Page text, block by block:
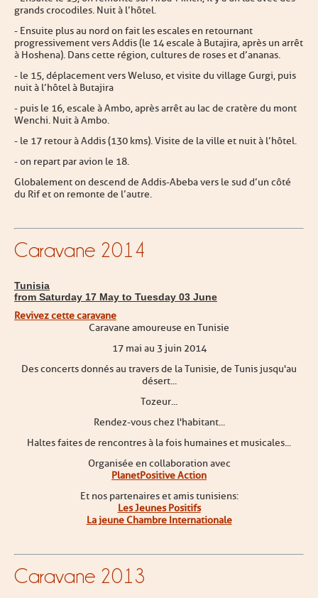
grands crocodiles. Nuit à l’hôtel.
- Ensuite plus au nord on fait les escales en retournant
progressivement vers Addis (le 14 escale à Butajira, après un arrêt
à Hoshena). Dans cette région, cultures de roses et d’ananas.
- le 15, déplacement vers Weluso, et visite du village Gurgi, puis
nuit à l’hôtel à Butajira
- puis le 16, escale à Ambo, après arrêt au lac de cratère du mont
Wenchi. Nuit à Ambo.
- le 17 retour à Addis (130 kms). Visite de la ville et nuit à l’hôtel.
- on repart par avion le 18.
Globalement on descend de Addis-Abeba vers le sud d’un côté
du Rif et on remonte de l’autre.
Caravane 2014
Tunisia
from Saturday 17 May to Tuesday 03 June
Revivez cette caravane
Caravane amoureuse en Tunisie
17 mai au 3 juin 2014
Des concerts donnés au travers de la Tunisie, de Tunis jusqu'au
désert...
Tozeur...
Rendez-vous chez l'habitant...
Haltes faites de rencontres à la fois humaines et musicales...
Organisée en collaboration avec
PlanetPositive Action
Et nos partenaires et amis tunisiens :
Les Jeunes Positifs
La jeune Chambre Internationale
Caravane 2013